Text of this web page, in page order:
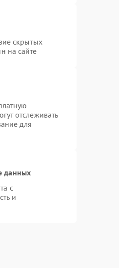
скрытых
на сайте
отслеживать
для
данных
с
и